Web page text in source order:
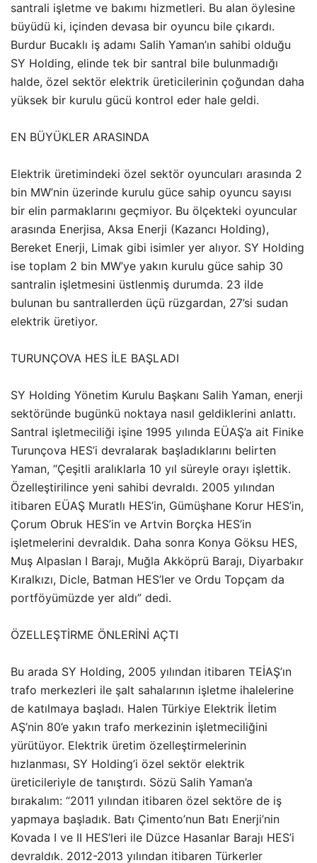
santrali işletme ve bakımı hizmetleri. Bu alan öylesine
büyüdü ki, içinden devasa bir oyuncu bile çıkardı.
Burdur Bucaklı iş adamı Salih Yaman’ın sahibi olduğu
SY Holding, elinde tek bir santral bile bulunmadığı
halde, özel sektör elektrik üreticilerinin çoğundan daha
yüksek bir kurulu gücü kontrol eder hale geldi.
EN BÜYÜKLER ARASINDA
Elektrik üretimindeki özel sektör oyuncuları arasında 2
bin MW’nin üzerinde kurulu güce sahip oyuncu sayısı
bir elin parmaklarını geçmiyor. Bu ölçekteki oyuncular
arasında Enerjisa, Aksa Enerji (Kazancı Holding),
Bereket Enerji, Limak gibi isimler yer alıyor. SY Holding
ise toplam 2 bin MW’ye yakın kurulu güce sahip 30
santralin işletmesini üstlenmiş durumda. 23 ilde
bulunan bu santrallerden üçü rüzgardan, 27’si sudan
elektrik üretiyor.
TURUNÇOVA HES İLE BAŞLADI
SY Holding Yönetim Kurulu Başkanı Salih Yaman, enerji
sektöründe bugünkü noktaya nasıl geldiklerini anlattı.
Santral işletmeciliği işine 1995 yılında EÜAŞ’a ait Finike
Turunçova HES’i devralarak başladıklarını belirten
Yaman, “Çeşitli aralıklarla 10 yıl süreyle orayı işlettik.
Özelleştirilince yeni sahibi devraldı. 2005 yılından
itibaren EÜAŞ Muratlı HES’in, Gümüşhane Korur HES’in,
Çorum Obruk HES’in ve Artvin Borçka HES’in
işletmelerini devraldık. Daha sonra Konya Göksu HES,
Muş Alpaslan I Barajı, Muğla Akköprü Barajı, Diyarbakır
Kıralkızı, Dicle, Batman HES’ler ve Ordu Topçam da
portföyümüzde yer aldı” dedi.
ÖZELLEŞTİRME ÖNLERİNİ AÇTI
Bu arada SY Holding, 2005 yılından itibaren TEİAŞ’ın
trafo merkezleri ile şalt sahalarının işletme ihalelerine
de katılmaya başladı. Halen Türkiye Elektrik İletim
AŞ’nin 80’e yakın trafo merkezinin işletmeciliğini
yürütüyor. Elektrik üretim özelleştirmelerinin
hızlanması, SY Holding’i özel sektör elektrik
üreticileriyle de tanıştırdı. Sözü Salih Yaman’a
bırakalım: “2011 yılından itibaren özel sektöre de iş
yapmaya başladık. Batı Çimento’nun Batı Enerji’nin
Kovada I ve II HES’leri ile Düzce Hasanlar Barajı HES’i
devraldık. 2012-2013 yılından itibaren Türkerler